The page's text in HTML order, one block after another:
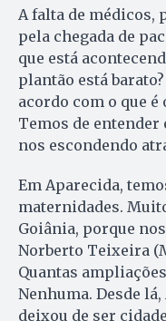
A falta de médicos,
pela chegada de
que está
plantão está
acordo com o que
Temos de
nos escondendo
Em Aparecida,
maternidades.
Goiânia, porque
Norberto Teixeira
Quantas
Nenhuma. Desde
deixou de ser